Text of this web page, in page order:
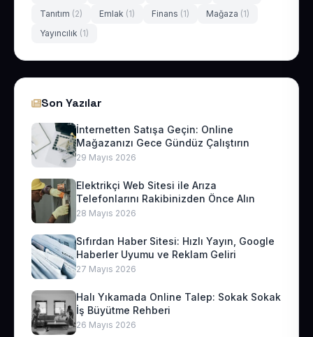
Tanıtım (2) Emlak (1) Finans (1) Mağaza (1)
Yayıncılık (1)
Son Yazılar
İnternetten Satışa Geçin: Online
Mağazanızı Gece Gündüz Çalıştırın
29 Mayıs 2026
Elektrikçi Web Sitesi ile Arıza
Telefonlarını Rakibinizden Önce Alın
28 Mayıs 2026
Sıfırdan Haber Sitesi: Hızlı Yayın, Google
Haberler Uyumu ve Reklam Geliri
27 Mayıs 2026
Halı Yıkamada Online Talep: Sokak Sokak
İş Büyütme Rehberi
26 Mayıs 2026